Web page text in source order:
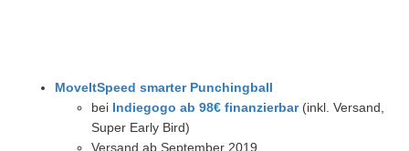
MoveItSpeed smarter Punchingball
bei Indiegogo ab 98€ finanzierbar(inkl. Versand,
Super Early Bird)
Versand ab September 2019